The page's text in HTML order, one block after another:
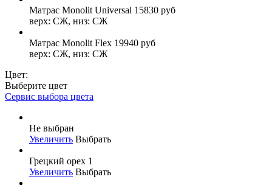
Матрас Monolit Universal 15830 руб
верх: СЖ, низ: СЖ
Матрас Monolit Flex 19940 руб
верх: СЖ, низ: СЖ
Цвет:
Выберите цвет
Сервис выбора цвета
Не выбран
Увеличить Выбрать
Грецкий орех 1
Увеличить Выбрать